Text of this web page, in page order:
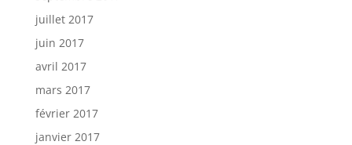
juillet 2017
juin 2017
avril 2017
mars 2017
février 2017
janvier 2017